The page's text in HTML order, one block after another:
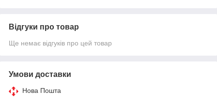
Відгуки про товар
Ще немає відгуків про цей товар
Умови доставки
Нова Пошта